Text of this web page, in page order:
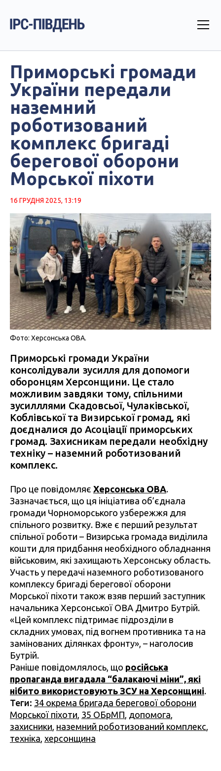
Приморські громади
України передали
наземний
роботизований
комплекс бригаді
берегової оборони
Морської піхоти
16 ГРУДНЯ 2025, 13:19
Фото: Херсонська ОВА.
Приморські громади України
консолідували зусилля для допомоги
оборонцям Херсонщини. Це стало
можливим завдяки тому, спільними
зусилллями Скадовсьої, Чулаківської,
Коблівської та Визирської громад, які
доєдналися до Асоціації приморських
громад. Захисникам передали необхідну
техніку – наземний роботизований
комплекс.
Про це повідомляє Херсонська ОВА.
Зазначається, що ця ініціатива об’єднала
громади Чорноморського узбережжя для
спільного розвитку. Вже є перший результат
спільної роботи – Визирська громада виділила
кошти для придбання необхідного обладнання
військовим, які захищають Херсонську область.
Участь у передачі наземного роботизованого
комплексу бригаді берегової оборони
Морської піхоти також взяв перший заступник
начальника Херсонської ОВА Дмитро Бутрій.
«Цей комплекс підтримає підрозділи в
складних умовах, під вогнем противника та на
замінованих ділянках фронту», – наголосив
Бутрій.
Раніше повідомлялось, що російська
пропаганда вигадала “балакаючі міни”, які
нібито використовують ЗСУ на Херсонщині.
Теги: 34 окрема бригада берегової оборони
Морської піхоти, 35 ОБрМП, допомога,
захисники, наземний роботизований комплекс,
техніка, херсонщина